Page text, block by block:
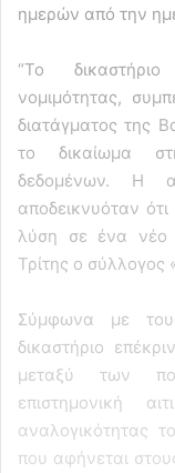
ημερών από την
“Το
νομιμότητας,
διατάγματος της
το δικαίωμα
δεδομένων. Η
αποδεικνυόταν
λύση σε ένα νέο
Τρίτης ο σύλλογος
Σύμφωνα με
δικαστήριο
μεταξύ των
επιστημονική
αναλογικότητας
που αφήνεται